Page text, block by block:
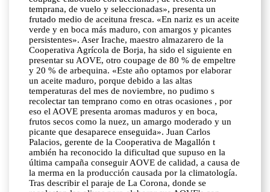
temprana, de vuelo y seleccionadas», presenta un
frutado medio de aceituna fresca. «En nariz es un aceite
verde y en boca más maduro, con amargos y picantes
persistentes». Aser Irache, maestro almazarero de la
Cooperativa Agrícola de Borja, ha sido el siguiente en
presentar su AOVE, otro coupage de 80 % de empeltre
y 20 % de arbequina. «Este año optamos por elaborar
un aceite maduro, porque debido a las altas
temperaturas del mes de noviembre, no pudimo s
recolectar tan temprano como en otras ocasiones , por
eso el AOVE presenta aromas maduros y en boca,
frutos secos como la nuez, un amargo moderado y un
picante que desaparece enseguida». Juan Carlos
Palacios, gerente de la Cooperativa de Magallón t
ambién ha reconocido la dificultad que supuso en la
última campaña conseguir AOVE de calidad, a causa de
la merma en la producción causada por la climatología.
Tras describir el paraje de La Corona, donde se